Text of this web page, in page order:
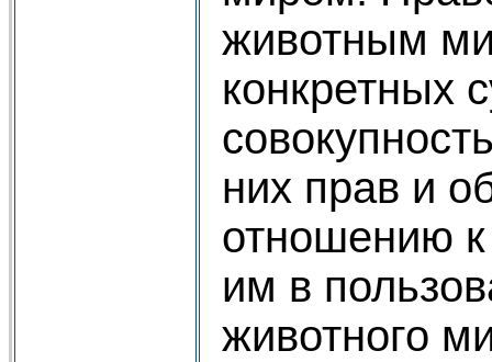
животным
конкретных
них прав и
отношению
им в
животного